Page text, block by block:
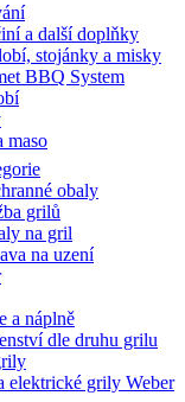
a další doplňky
stojánky a misky
BBQ System
maso
obaly
grilů
na gril
na uzení
a náplně
dle druhu grilu
elektrické grily Weber